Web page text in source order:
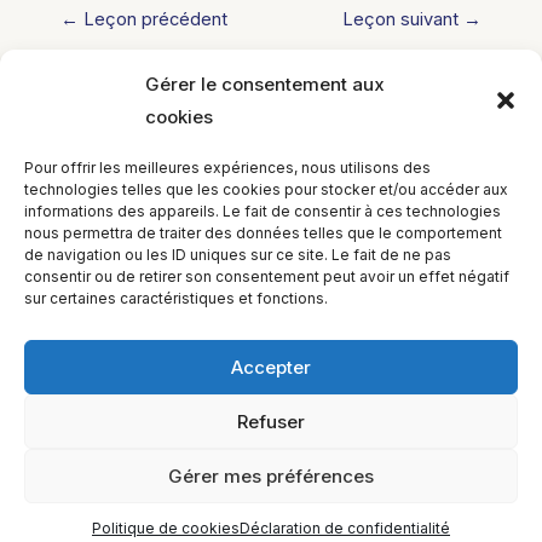
Gérer le consentement aux
cookies
Pour offrir les meilleures expériences, nous utilisons des
technologies telles que les cookies pour stocker et/ou accéder aux
informations des appareils. Le fait de consentir à ces technologies
nous permettra de traiter des données telles que le comportement
de navigation ou les ID uniques sur ce site. Le fait de ne pas
consentir ou de retirer son consentement peut avoir un effet négatif
sur certaines caractéristiques et fonctions.
Accepter
Refuser
Gérer mes préférences
Politique de cookiesDéclaration de confidentialité
← Leçon précédent Leçon suivant →
Laisser un commentaire
un commentaire.
H1Y 2J9 Canada